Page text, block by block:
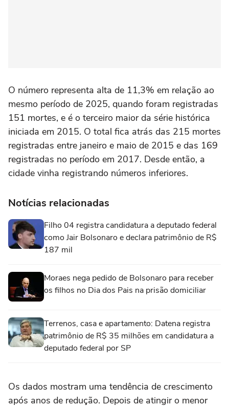
O número representa alta de 11,3% em relação ao
mesmo período de 2025, quando foram registradas
151 mortes, e é o terceiro maior da série histórica
iniciada em 2015. O total fica atrás das 215 mortes
registradas entre janeiro e maio de 2015 e das 169
registradas no período em 2017. Desde então, a
cidade vinha registrando números inferiores.
Notícias relacionadas
Filho 04 registra candidatura a deputado federal
como Jair Bolsonaro e declara patrimônio de R$
187 mil
Moraes nega pedido de Bolsonaro para receber
os filhos no Dia dos Pais na prisão domiciliar
Terrenos, casa e apartamento: Datena registra
patrimônio de R$ 35 milhões em candidatura a
deputado federal por SP
Os dados mostram uma tendência de crescimento
após anos de redução. Depois de atingir o menor